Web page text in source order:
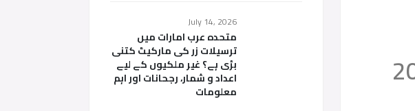
July 14, 2026
متحدہ عرب امارات میں
ترسیلات زر کی مارکیٹ کتنی
بڑی ہے؟ غیر ملکیوں کے لیے
اعداد و شمار، رجحانات اور اہم
معلومات